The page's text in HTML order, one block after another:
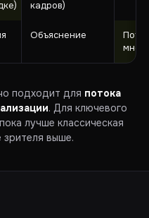
кадров)
Объяснение
подходит для потока
. Для ключевого
лучше классическая
выше.